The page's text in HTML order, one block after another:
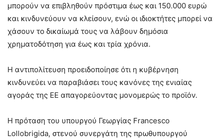
μπορούν να επιβληθούν πρόστιμα έως και 150.000 ευρώ
και κινδυνεύουν να κλείσουν, ενώ οι ιδιοκτήτες μπορεί να
χάσουν το δικαίωμά τους να λάβουν δημόσια
χρηματοδότηση για έως και τρία χρόνια.
Η αντιπολίτευση προειδοποίησε ότι η κυβέρνηση
κινδυνεύει να παραβιάσει τους κανόνες της ενιαίας
αγοράς της ΕΕ απαγορεύοντας μονομερώς το προϊόν.
Η πρόταση του υπουργού Γεωργίας Francesco
Lollobrigida, στενού συνεργάτη της πρωθυπουργού